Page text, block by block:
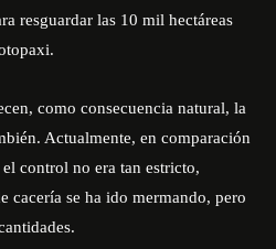
resguardar las 10 mil hectáreas
como consecuencia natural, la
Actualmente, en comparación
control no era tan estricto,
cacería se ha ido mermando, pero